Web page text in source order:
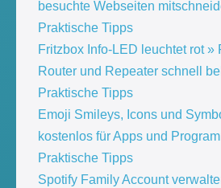
besuchte Webseiten
Praktische Tipps
Fritzbox Info-LED leuchtet rot »
Router und Repeater schnell
Praktische Tipps
Emoji Smileys, Icons und
kostenlos für Apps und
Praktische Tipps
Spotify Family Account